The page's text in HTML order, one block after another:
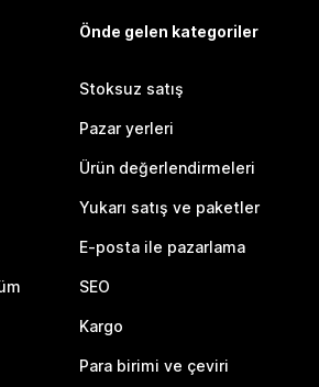
Önde gelen kategoriler
Stoksuz satış
Pazar yerleri
Ürün değerlendirmeleri
Yukarı satış ve paketler
E-posta ile pazarlama
SEO
Kargo
Para birimi ve çeviri